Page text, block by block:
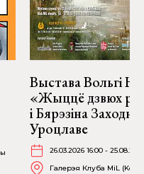
Выстава Вольгі
«Жыццё дзвюх
і Бярэзіна
Уроцлаве
26.03.2026 16:00 -
Галерэя Клуба MiL